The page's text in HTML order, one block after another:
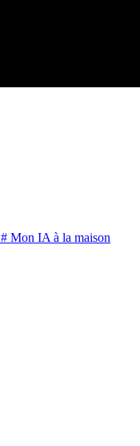
# Mon IA à la maison